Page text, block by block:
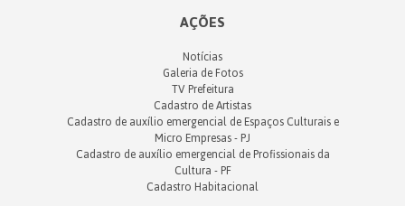
AÇÕES
Notícias
Galeria de Fotos
TV Prefeitura
Cadastro de Artistas
Cadastro de auxílio emergencial de Espaços Culturais e
Micro Empresas - PJ
Cadastro de auxílio emergencial de Profissionais da
Cultura - PF
Cadastro Habitacional